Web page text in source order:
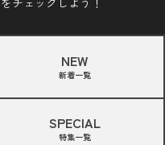
チェックしよう！
NEW
新着一覧
SPECIAL
特集一覧